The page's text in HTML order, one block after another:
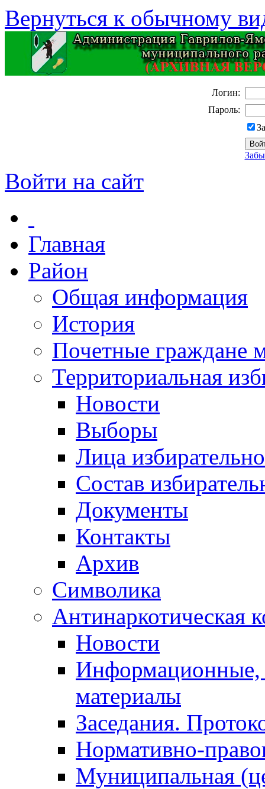
Вернуться к обычному
Логин:
Пароль:
Войти на сайт
Главная
Район
Общая информация
История
Почетные граждане
Территориальная
Новости
Выборы
Лица
Состав
Документы
Контакты
Архив
Символика
Антинаркотическая
Новости
Информационные,
материалы
Заседания.
Нормативно-
Муниципальная